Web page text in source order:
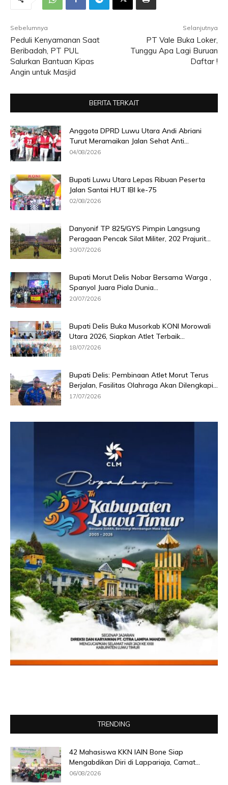
Sebelumnya
Peduli Kenyamanan Saat
Beribadah, PT PUL
Salurkan Bantuan Kipas
Angin untuk Masjid
Selanjutnya
PT Vale Buka Loker,
Tunggu Apa Lagi Buruan
Daftar !
BERITA TERKAIT
Anggota DPRD Luwu Utara Andi Abriani
Turut Meramaikan Jalan Sehat Anti...
04/08/2026
Bupati Luwu Utara Lepas Ribuan Peserta
Jalan Santai HUT IBI ke-75
02/08/2026
Danyonif TP 825/GYS Pimpin Langsung
Peragaan Pencak Silat Militer, 202 Prajurit...
30/07/2026
Bupati Morut Delis Nobar Bersama Warga ,
Spanyol Juara Piala Dunia...
20/07/2026
Bupati Delis Buka Musorkab KONI Morowali
Utara 2026, Siapkan Atlet Terbaik...
18/07/2026
Bupati Delis: Pembinaan Atlet Morut Terus
Berjalan, Fasilitas Olahraga Akan Dilengkapi...
17/07/2026
TRENDING
42 Mahasiswa KKN IAIN Bone Siap
Mengabdikan Diri di Lappariaja, Camat...
06/08/2026